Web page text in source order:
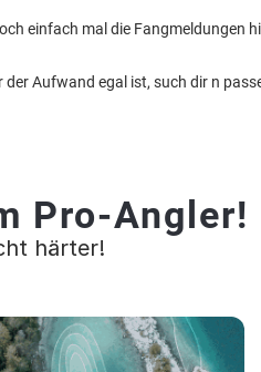
einfach mal die Fangmeldungen
der Aufwand egal ist, such dir n
Pro-Angler!
härter!